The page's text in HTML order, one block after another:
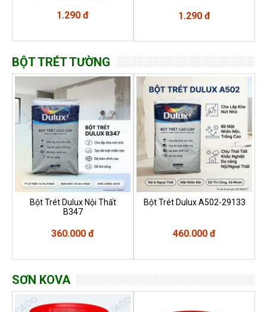
1.290 đ 1.290 đ
BỘT TRÉT TƯỜNG
Bột Trét Dulux Nội Thất
B347
360.000 đ
Bột Trét Dulux A502-29133
460.000 đ
SƠN KOVA